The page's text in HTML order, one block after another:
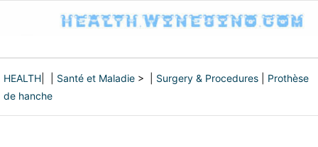
HEALTH Santé et Maladie > | Surgery & Procedures
Prothèse
de hanche